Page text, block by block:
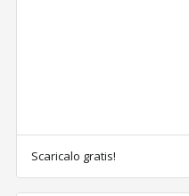
Scaricalo gratis!